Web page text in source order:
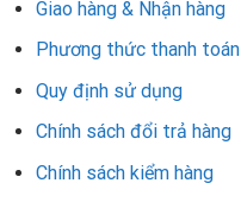
Giao hàng & Nhận hàng
Phương thức thanh toán
Quy định sử dụng
Chính sách đổi trả hàng
Chính sách kiểm hàng